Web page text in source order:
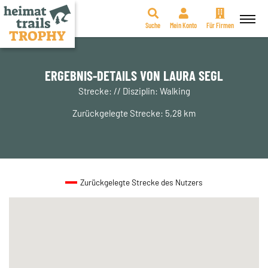
Zum
Suche Mein Konto Für Firmen
ERGEBNIS-DETAILS VON LAURA SEGL
Strecke: // Disziplin: Walking
Zurückgelegte Strecke: 5,28 km
Zurückgelegte Strecke des Nutzers